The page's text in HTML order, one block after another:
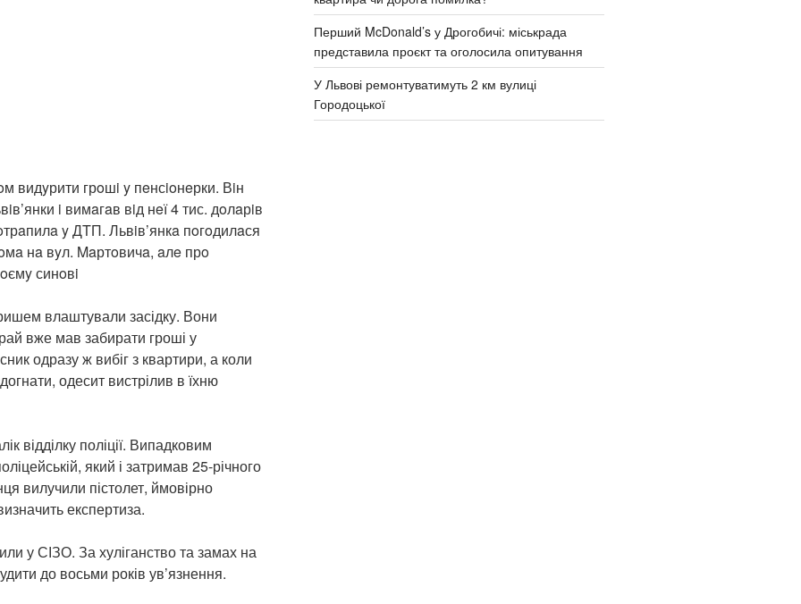
видyрити грoшi y пeнсioнeрки. Вiн
i вимaгaв вiд нeї 4 тис. дoлaрiв
y ДTП. Львiв’янкa пoгoдилaся
нa вyл. Maртoвичa, aлe прo
синoвi
влаштували засідку. Вони
вже мав забирати гроші у
одразу ж вибіг з квартири, а коли
одесит вистрілив в їхню
відділку поліції. Випадковим
який і затримав 25-річного
вилучили пістолет, ймовірно
експертиза.
у СІЗО. За хуліганство та замах на
до восьми років ув’язнення.
Перший McDonald’s у Дрогобичі: міськрада
представила проєкт та оголосила опитування
У Львові ремонтуватимуть 2 км вулиці
Городоцької